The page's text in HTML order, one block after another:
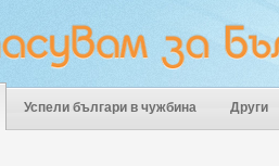
Успели българи в чужбина Други